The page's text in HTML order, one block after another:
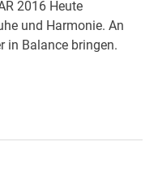
2016 Heute
und Harmonie. An
in Balance bringen.